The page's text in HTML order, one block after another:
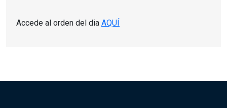
Accede al orden del dia AQUÍ